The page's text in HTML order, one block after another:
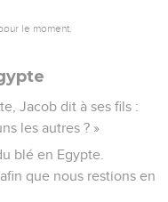
le moment.
Jacob dit à ses fils :
les autres ? »
blé en Egypte.
que nous restions en